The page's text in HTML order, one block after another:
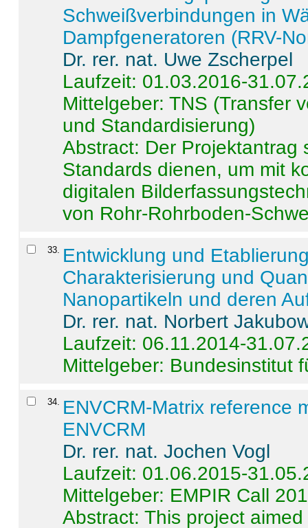
Schweißverbindungen in
Dampfgeneratoren (RRV-
Dr. rer. nat. Uwe Zscherpel
Laufzeit: 01.03.2016-
Mittelgeber: TNS (Transfer
und Standardisierung)
Abstract: Der Projektantrag
Standards dienen, um mit
digitalen
von Rohr-Rohrboden-
33. Entwicklung und
Charakterisierung und
Nanopartikeln und deren
Dr. rer. nat. Norbert
Laufzeit: 06.11.2014-
Mittelgeber: Bundesinstitut
34. ENVCRM-Matrix reference
ENVCRM
Dr. rer. nat. Jochen Vogl
Laufzeit: 01.06.2015-
Mittelgeber: EMPIR Call
Abstract:This project